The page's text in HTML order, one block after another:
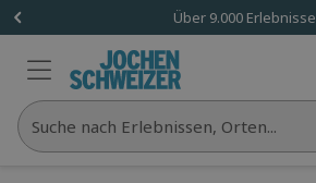
Über 9.000 Erlebnisse
Suche nach Erlebnissen, Orten...